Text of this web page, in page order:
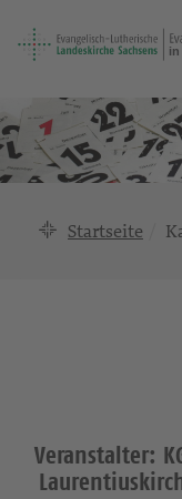
Startseite
Veranstalter: